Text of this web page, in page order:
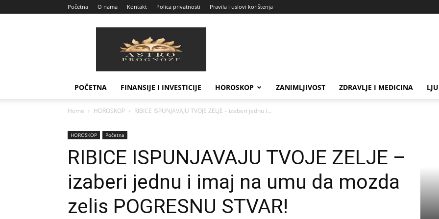
Početna O nama Kontakt Polica privatnosti Pravila i uslovi korištenja
Prognoze
POČETNA FINANSIJE I INVESTICIJE HOROSKOP ZANIMLJIVOST ZDRAVLJE I MEDICINA
Home HOROSKOP RIBICE ISPUNJAVAJU TVOJE ZELJE – izaberi jednu i...
HOROSKOP Početna
RIBICE ISPUNJAVAJU TVOJE ZELJE –
izaberi jednu i imaj na umu da mozda
zelis POGRESNU STVAR!